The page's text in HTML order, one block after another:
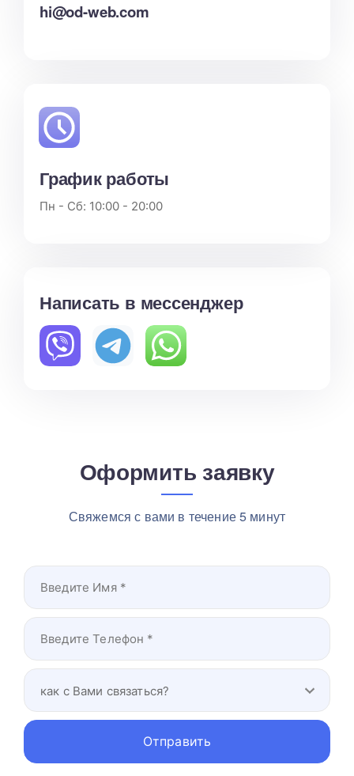
hi@od-web.com
График работы
Пн - Сб: 10:00 - 20:00
Написать в мессенджер
Оформить заявку
Свяжемся с вами в течение 5 минут